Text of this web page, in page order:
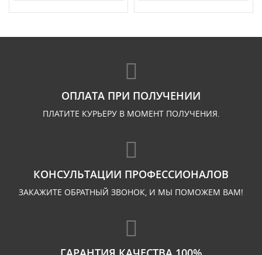
ОПЛАТА ПРИ ПОЛУЧЕНИИ
ПЛАТИТЕ КУРЬЕРУ В МОМЕНТ ПОЛУЧЕНИЯ.
КОНСУЛЬТАЦИИ ПРОФЕССИОНАЛОВ
ЗАКАЖИТЕ ОБРАТНЫЙ ЗВОНОК, И МЫ ПОМОЖЕМ ВАМ!